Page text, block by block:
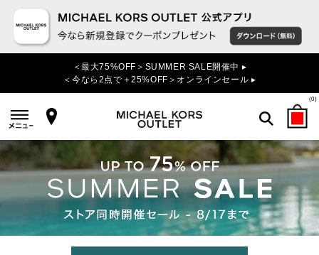
＜最大75%OFF＞SUMMER SALE開催中 ▸
＜今なら2点で＋25%OFF＞オンラインセール ▸
(0)
検索